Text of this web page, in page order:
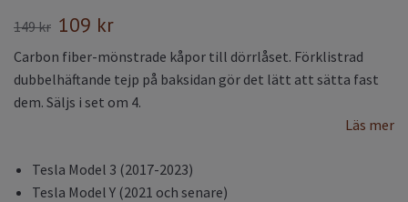
149 kr 109 kr
Carbon fiber-mönstrade kåpor till dörrlåset. Förklistrad
dubbelhäftande tejp på baksidan gör det lätt att sätta fast
dem. Säljs i set om 4.
Läs mer
Tesla Model 3 (2017-2023)
Tesla Model Y (2021 och senare)